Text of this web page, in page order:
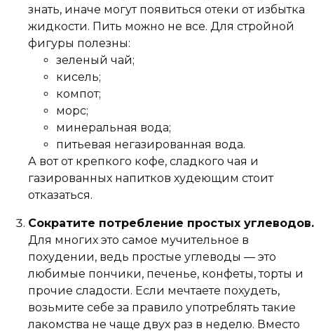
знать, иначе могут появиться отеки от избытка
жидкости. Пить можно не все. Для стройной
фигуры полезны:
зеленый чай;
кисель;
компот;
морс;
минеральная вода;
питьевая негазированная вода.
А вот от крепкого кофе, сладкого чая и
газированных напитков худеющим стоит
отказаться.
Сократите потребление простых углеводов.
Для многих это самое мучительное в
похудении, ведь простые углеводы — это
любимые пончики, печенье, конфеты, торты и
прочие сладости. Если мечтаете похудеть,
возьмите себе за правило употреблять такие
лакомства не чаще двух раз в неделю. Вместо